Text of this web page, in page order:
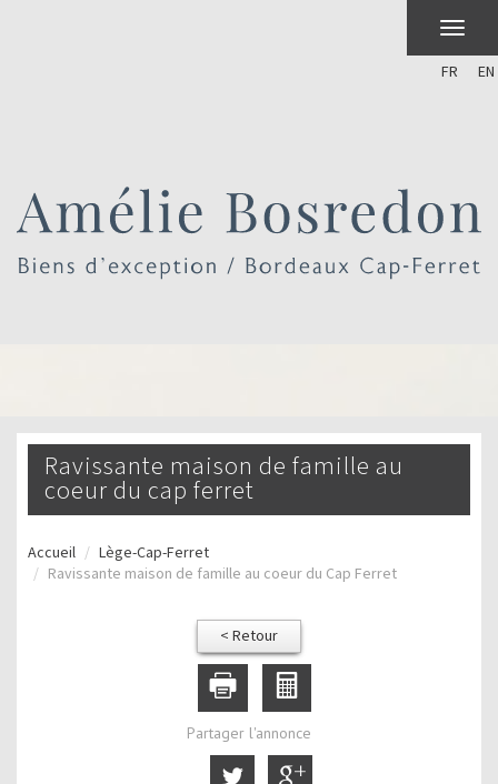
FR EN
ravissante maison de famille au
coeur du cap ferret
Accueil
Lège-Cap-Ferret
Ravissante maison de famille au coeur du Cap Ferret
< Retour
Partager l'annonce